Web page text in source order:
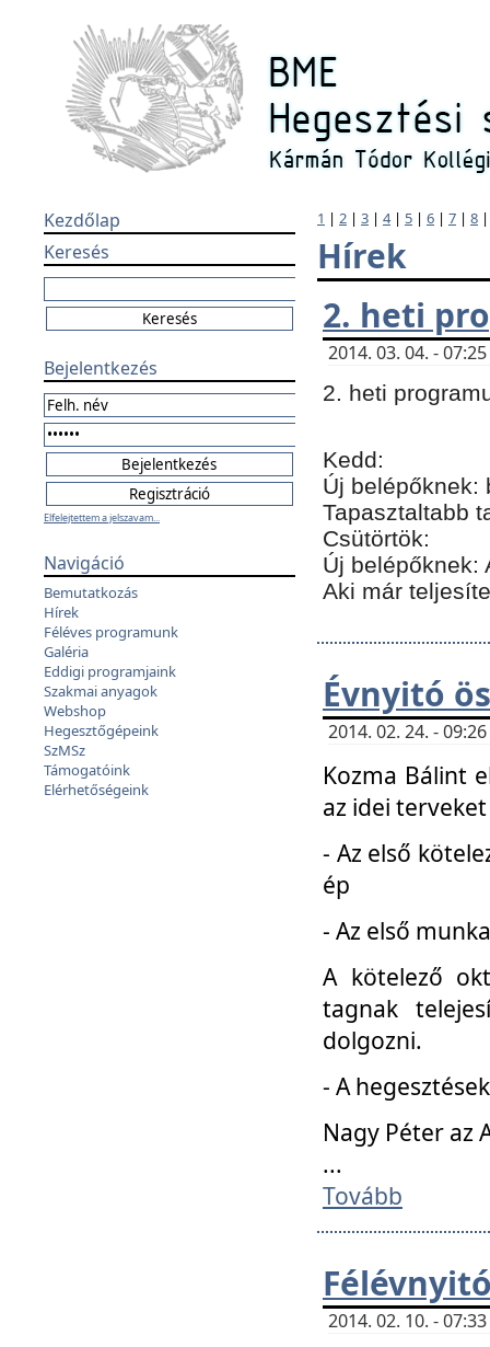
Kezdőlap
Keresés
Bejelentkezés
Elfelejtettem a jelszavam...
Navigáció
Bemutatkozás
Hírek
Féléves programunk
Galéria
Eddigi programjaink
Szakmai anyagok
Webshop
Hegesztőgépeink
SzMSz
Támogatóink
Elérhetőségeink
1 | 2 | 3 | 4| 5 | 6 | 7 | 8
Hírek
2. heti
2014. 03. 04. -
2. heti
Kedd:
Új belépőknek:
Tapasztaltabb
Csütörtök:
Új belépőknek:
Aki már
Évnyitó
2014. 02. 24. -
Kozma Bálint
az idei
- Az első
ép
- Az első
A kötelező
tagnak
dolgozni.
- A
Nagy Péter az
...
Tovább
2014. 02. 10. -